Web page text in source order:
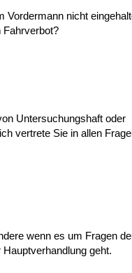
Vordermann nicht
Fahrverbot?
Untersuchungshaft oder
vertrete Sie in allen
wenn es um Fragen
geht.